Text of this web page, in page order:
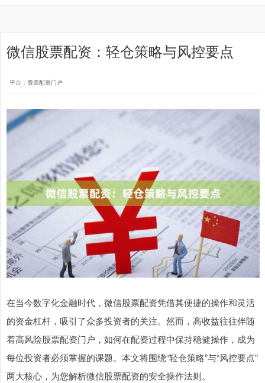
微信股票配资：轻仓策略与风控要点
平台：股票配资门户
在当今数字化金融时代，微信股票配资凭借其便捷的操作和灵活
的资金杠杆，吸引了众多投资者的关注。然而，高收益往往伴随
着高风险股票配资门户，如何在配资过程中保持稳健操作，成为
每位投资者必须掌握的课题。本文将围绕“轻仓策略”与“风控要点”
两大核心，为您解析微信股票配资的安全操作法则。